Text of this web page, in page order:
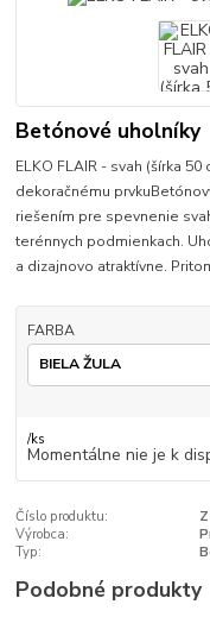
Betónové uholníky
ELKO FLAIR - svah (šírka
dekoračnému
riešením pre spevnenie
terénnych podmienkach.
a dizajnovo atraktívne.
FARBA
/ks
Momentálne nie je k
Číslo produktu:
Výrobca:
Typ:
Podobné produkty